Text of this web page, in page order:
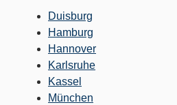
Duisburg
Hamburg
Hannover
Karlsruhe
Kassel
München